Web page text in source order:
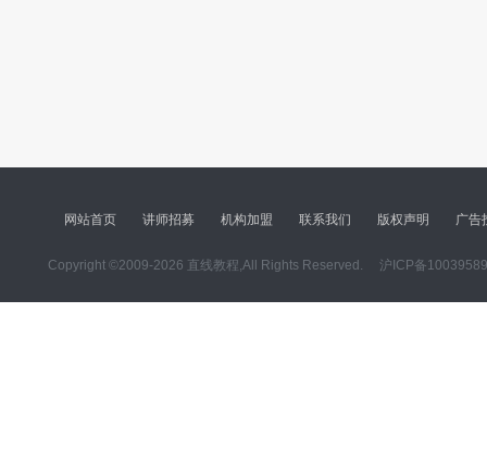
网站首页 讲师招募 机构加盟 联系我们 版权声明 广告
Copyright ©2009-2026 直线教程,All Rights Reserved. 沪ICP备